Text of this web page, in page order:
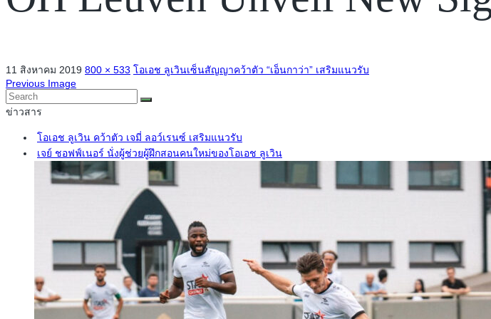
11 สิงหาคม 2019 800 × 533 โอเอช ลูเวินเซ็นสัญญาคว้าตัว “เอ็นกาว่า” เสริมแนวรับ
Previous Image
ข่าวสาร
โอเอช ลูเวิน คว้าตัว เจมี่ ลอว์เรนซ์ เสริมแนวรับ
เจย์ ชอฟฟ์เนอร์ นั่งผู้ช่วยผู้ฝึกสอนคนใหม่ของโอเอช ลูเวิน